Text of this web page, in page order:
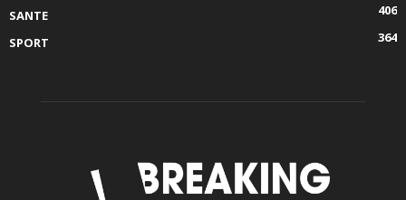
SANTE
406
SPORT
364